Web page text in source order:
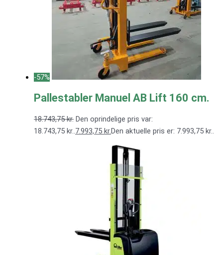
-57%
Pallestabler Manuel AB Lift 160 cm.
18.743,75kr. Den oprindelige pris var:
18.743,75 kr..7.993,75 kr.Den aktuelle pris er: 7.993,75 kr..